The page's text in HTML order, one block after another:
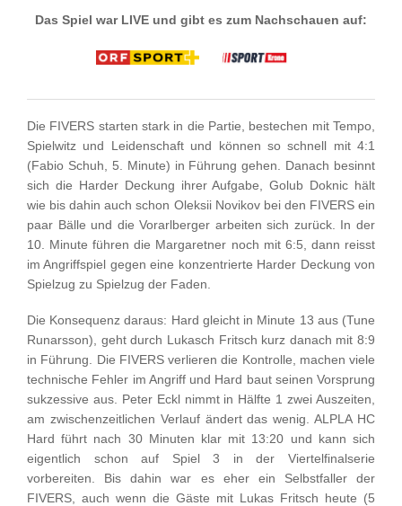
Das Spiel war LIVE und gibt es zum Nachschauen auf:
Die FIVERS starten stark in die Partie, bestechen mit Tempo,
Spielwitz und Leidenschaft und können so schnell mit 4:1
(Fabio Schuh, 5. Minute) in Führung gehen. Danach besinnt
sich die Harder Deckung ihrer Aufgabe, Golub Doknic hält
wie bis dahin auch schon Oleksii Novikov bei den FIVERS ein
paar Bälle und die Vorarlberger arbeiten sich zurück. In der
10. Minute führen die Margaretner noch mit 6:5, dann reisst
im Angriffspiel gegen eine konzentrierte Harder Deckung von
Spielzug zu Spielzug der Faden.
Die Konsequenz daraus: Hard gleicht in Minute 13 aus (Tune
Runarsson), geht durch Lukasch Fritsch kurz danach mit 8:9
in Führung. Die FIVERS verlieren die Kontrolle, machen viele
technische Fehler im Angriff und Hard baut seinen Vorsprung
sukzessive aus. Peter Eckl nimmt in Hälfte 1 zwei Auszeiten,
am zwischenzeitlichen Verlauf ändert das wenig. ALPLA HC
Hard führt nach 30 Minuten klar mit 13:20 und kann sich
eigentlich schon auf Spiel 3 in der Viertelfinalserie
vorbereiten. Bis dahin war es eher ein Selbstfaller der
FIVERS, auch wenn die Gäste mit Lukas Fritsch heute (5